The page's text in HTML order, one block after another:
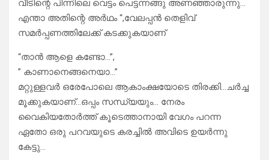
വീടിന്റെ പിന്നിലെ വെട്ടം പെട്ടന്നങ്ങു അണഞ്ഞാരുന്നു…
എന്താ അതിന്റെ അർഥം “,വേലപ്പൻ തെളിവ്
സമർപ്പണത്തിലേക്ക് കടക്കുകയാണ്
“താൻ ആളെ കണ്ടോ…”,
” കാണാനെങ്ങനെയാ…”
മറ്റുള്ളവർ ഒരേപോലെ ആകാംക്ഷയോടെ തിരക്കി…ചർച്ച
മൂക്കുകയാണ്…ഒപ്പം സന്ധ്യയും… നേരം
വൈകിയതോർത്ത് കൂടെത്താനായി വേഗം പറന്ന
ഏതോ ഒരു പറവയുടെ കരച്ചിൽ അവിടെ ഉയർന്നു
കേട്ടു…